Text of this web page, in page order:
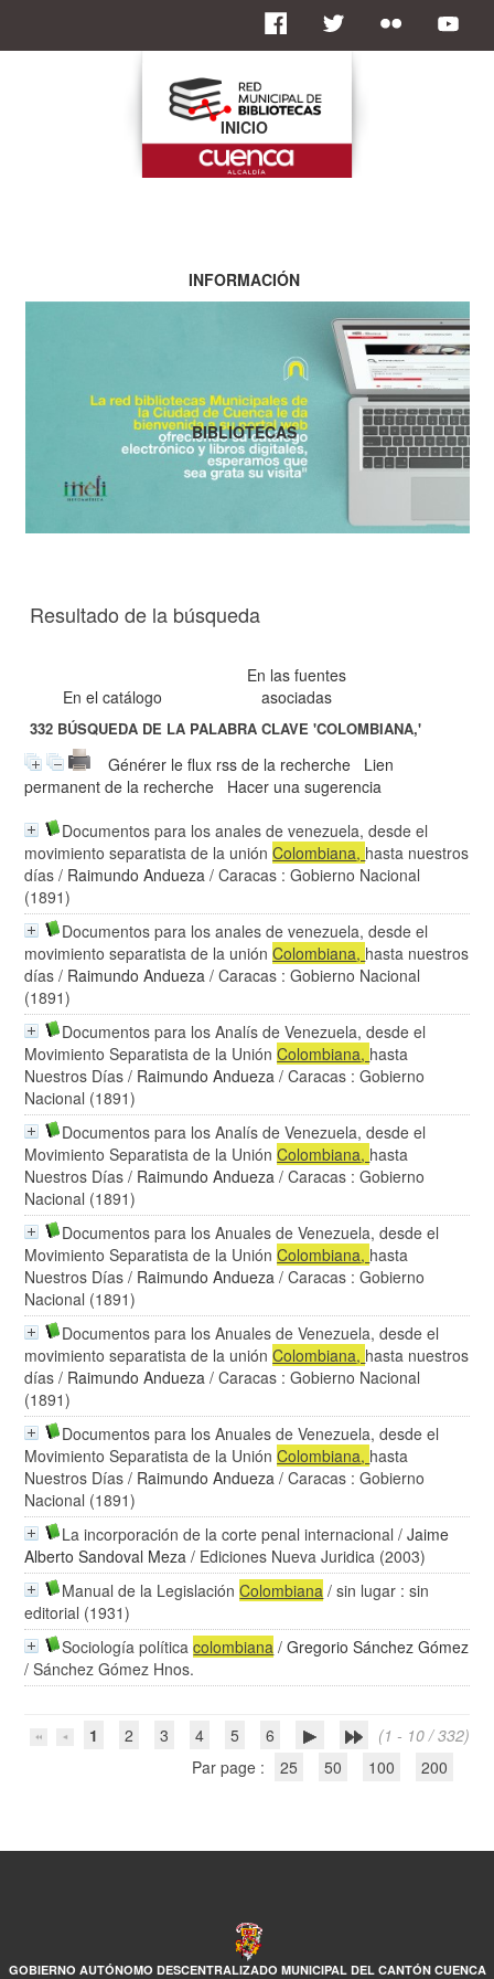
Resultado de la búsqueda
En el catálogo
En las fuentes
asociadas
332 BÚSQUEDA DE LA PALABRA CLAVE'COLOMBIANA,'
Générer le flux rss de la recherche
Lien
permanent de la recherche
Hacer una sugerencia
Documentos para los anales de venezuela, desde el
movimiento separatista de la uniónColombiana, hasta nuestros
días / Raimundo Andueza / Caracas : Gobierno Nacional
(1891)
Documentos para los anales de venezuela, desde el
movimiento separatista de la uniónColombiana, hasta nuestros
días / Raimundo Andueza / Caracas : Gobierno Nacional
(1891)
Documentos para los Analís de Venezuela, desde el
Movimiento Separatista de la UniónColombiana, hasta
Nuestros Días / Raimundo Andueza / Caracas : Gobierno
Nacional (1891)
Documentos para los Analís de Venezuela, desde el
Movimiento Separatista de la UniónColombiana, hasta
Nuestros Días / Raimundo Andueza / Caracas : Gobierno
Nacional (1891)
Documentos para los Anuales de Venezuela, desde el
Movimiento Separatista de la UniónColombiana, hasta
Nuestros Días / Raimundo Andueza / Caracas : Gobierno
Nacional (1891)
Documentos para los Anuales de Venezuela, desde el
movimiento separatista de la uniónColombiana, hasta nuestros
días / Raimundo Andueza / Caracas : Gobierno Nacional
(1891)
Documentos para los Anuales de Venezuela, desde el
Movimiento Separatista de la UniónColombiana, hasta
Nuestros Días / Raimundo Andueza / Caracas : Gobierno
Nacional (1891)
La incorporación de la corte penal internacional /Jaime
Alberto Sandoval Meza / Ediciones Nueva Juridica (2003)
Manual de la LegislaciónColombiana / sin lugar : sin
editorial (1931)
Sociología políticacolombiana /Gregorio Sánchez Gómez
/ Sánchez Gómez Hnos.
1 2 3 4 5 6
(1 - 10 / 332)
Par page :
25 50 100 200
GOBIERNO AUTÓNOMO DESCENTRALIZADO MUNICIPAL DEL CANTÓN CUENCA
INICIO
INFORMACIÓN
BIBLIOTECAS